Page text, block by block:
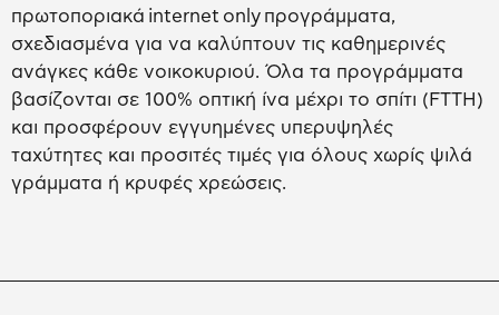
πρωτοποριακά internet only προγράμματα,
σχεδιασμένα για να καλύπτουν τις καθημερινές
ανάγκες κάθε νοικοκυριού. Όλα τα προγράμματα
βασίζονται σε 100% οπτική ίνα μέχρι το σπίτι (FTTH)
και προσφέρουν εγγυημένες υπερυψηλές
ταχύτητες και προσιτές τιμές για όλους χωρίς ψιλά
γράμματα ή κρυφές χρεώσεις.